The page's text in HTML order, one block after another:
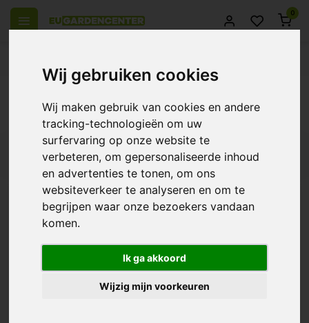
Wij gebruiken cookies
Wij maken gebruik van cookies en andere
tracking-technologieën om uw
surfervaring op onze website te
verbeteren, om gepersonaliseerde inhoud
en advertenties te tonen, om ons
websiteverkeer te analyseren en om te
begrijpen waar onze bezoekers vandaan
komen.
Ik ga akkoord
Wijzig mijn voorkeuren
0
Products tagged with afzuigkist
€162,15